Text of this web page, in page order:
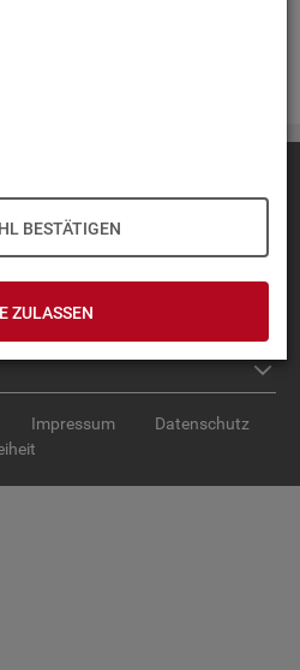
BESTÄTIGEN
ZULASSEN
und wei­te­re Merk­ma­le.
Impressum
Datenschutz